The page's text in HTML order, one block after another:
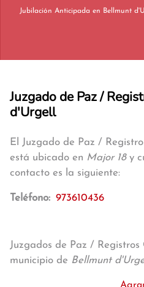
Jubilación Anticipada en
Juzgado de Paz /
d'Urgell
El Juzgado de Paz /
está ubicado en Major 18y
contacto es la siguiente:
Teléfono: 973610436
Juzgados de Paz / Registros
municipio de Bellmunt